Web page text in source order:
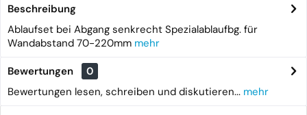
Beschreibung
Ablaufset bei Abgang senkrecht Spezialablaufbg. für
Wandabstand 70-220mm mehr
Bewertungen
0
Bewertungen lesen, schreiben und diskutieren... mehr